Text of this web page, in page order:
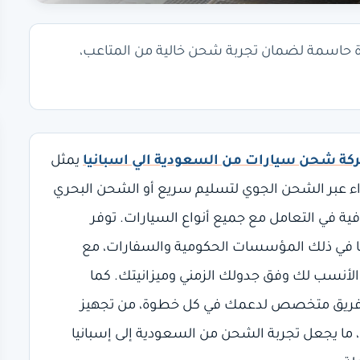
لضمان تجربة شحن خالية من المتاعب،
شحن سيارات من السعودية الي اسبانيا يمثل
الشحن الجوي لتسليم سريع أو الشحن البحري
في التعامل مع جميع أنواع السيارات. توفر
بما في ذلك المؤسسات الحكومية والسفارات، مع
الأنسب لك وفق جدولك الزمني وميزانيتك. كما
فريق متخصص لدعمك في كل خطوة، من تجهيز
ما يجعل تجربة الشحن من السعودية إلى إسبانيا